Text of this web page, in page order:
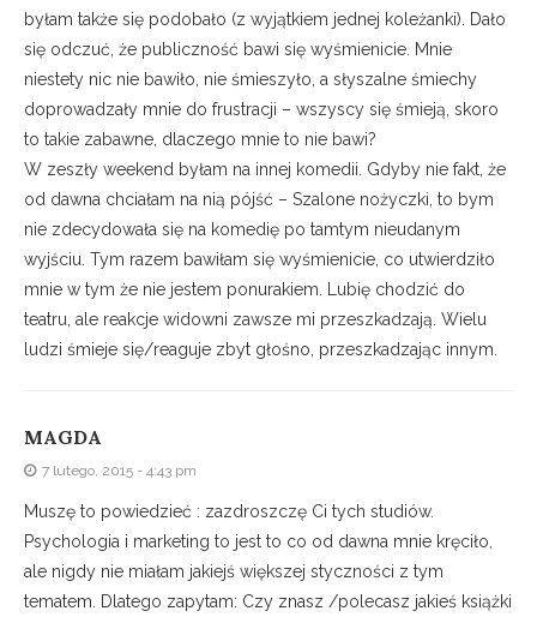
byłam także się podobało (z wyjątkiem jednej koleżanki). Dało
się odczuć, że publiczność bawi się wyśmienicie. Mnie
niestety nic nie bawiło, nie śmieszyło, a słyszalne śmiechy
doprowadzały mnie do frustracji – wszyscy się śmieją, skoro
to takie zabawne, dlaczego mnie to nie bawi?
W zeszły weekend byłam na innej komedii. Gdyby nie fakt, że
od dawna chciałam na nią pójść – Szalone nożyczki, to bym
nie zdecydowała się na komedię po tamtym nieudanym
wyjściu. Tym razem bawiłam się wyśmienicie, co utwierdziło
mnie w tym że nie jestem ponurakiem. Lubię chodzić do
teatru, ale reakcje widowni zawsze mi przeszkadzają. Wielu
ludzi śmieje się/reaguje zbyt głośno, przeszkadzając innym.
MAGDA
7 lutego, 2015 - 4:43 pm
Muszę to powiedzieć : zazdroszczę Ci tych studiów.
Psychologia i marketing to jest to co od dawna mnie kręciło,
ale nigdy nie miałam jakiejś większej styczności z tym
tematem. Dlatego zapytam: Czy znasz /polecasz jakieś książki